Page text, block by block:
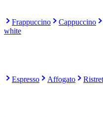
Frappuccino Cappuccino
white
Espresso Affogato